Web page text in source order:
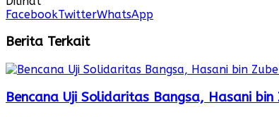
FacebookTwitterWhatsApp
Berita Terkait
Bencana Uji Solidaritas Bangsa, Hasani